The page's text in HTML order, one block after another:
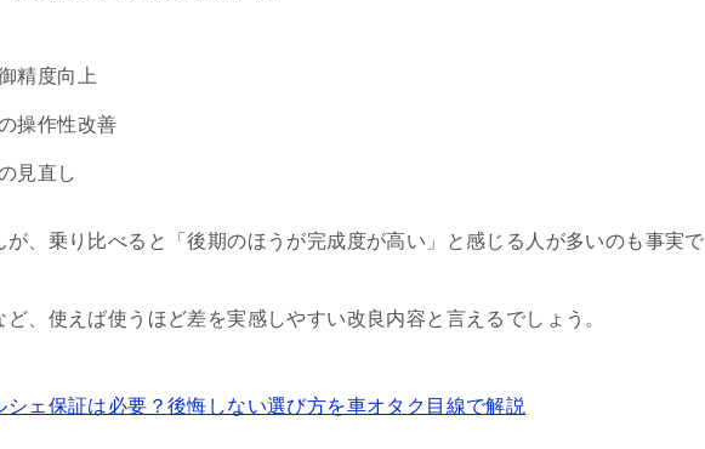
精度向上
操作性改善
見直し
、乗り比べると「後期のほうが完成度が高い」と感じる人が多いのも事実で
、使えば使うほど差を実感しやすい改良内容と言えるでしょう。
シェ保証は必要？後悔しない選び方を車オタク目線で解説